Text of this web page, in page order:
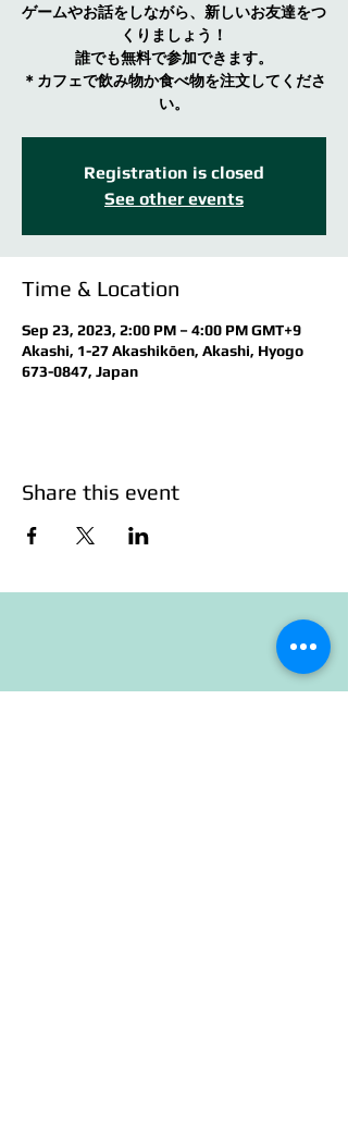
ゲームやお話をしながら、新しいお友達をつ
くりましょう！
誰でも無料で参加できます。
＊カフェで飲み物か食べ物を注文してくださ
い。
Registration is closed
See other events
Time & Location
Sep 23, 2023, 2:00 PM – 4:00 PM GMT+9
Akashi, 1-27 Akashikōen, Akashi, Hyogo
673-0847, Japan
Share this event